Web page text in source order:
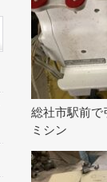
総社市駅前で
ミシン